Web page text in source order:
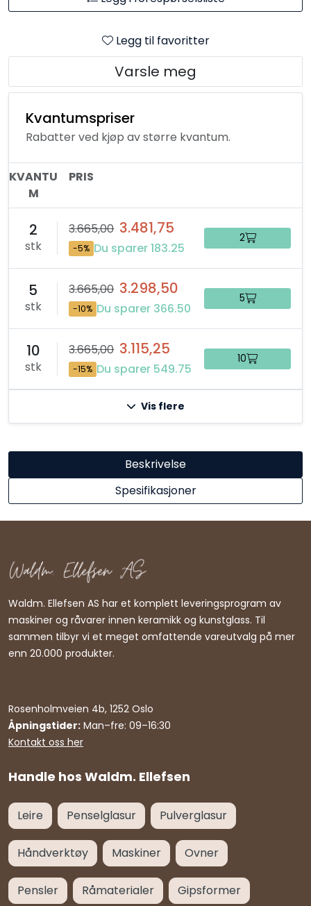
Legg til favoritter
Varsle meg
Kvantumspriser
Rabatter ved kjøp av større kvantum.
KVANTU
M
PRIS
2
stk
3.665,00 3.481,75
-5% Du sparer 183.25
2
5
stk
3.665,00 3.298,50
-10% Du sparer 366.50
5
10
stk
3.665,00 3.115,25
-15% Du sparer 549.75
10
Vis flere
Beskrivelse
Spesifikasjoner
Handle hos Waldm. Ellefsen
Waldm. Ellefsen AS har et komplett leveringsprogram av
maskiner og råvarer innen keramikk og kunstglass. Til
sammen tilbyr vi et meget omfattende vareutvalg på mer
enn 20.000 produkter.
Rosenholmveien 4b, 1252 Oslo
Åpningstider: Man–fre: 09–16:30
Kontakt oss her
Leire Penselglasur Pulverglasur
Håndverktøy Maskiner Ovner
Pensler Råmaterialer Gipsformer